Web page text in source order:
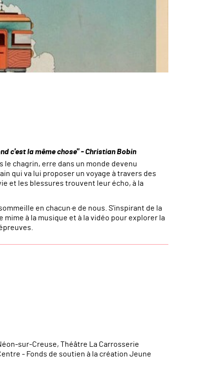
c'est la même chose" - Christian Bobin
chagrin, erre dans un monde devenu
qui va lui proposer un voyage à travers des
et les blessures trouvent leur écho, à la
en chacun·e de nous. S'inspirant de la
à la musique et à la vidéo pour explorer la
sur-Creuse, Théâtre La Carrosserie
- Fonds de soutien à la création Jeune